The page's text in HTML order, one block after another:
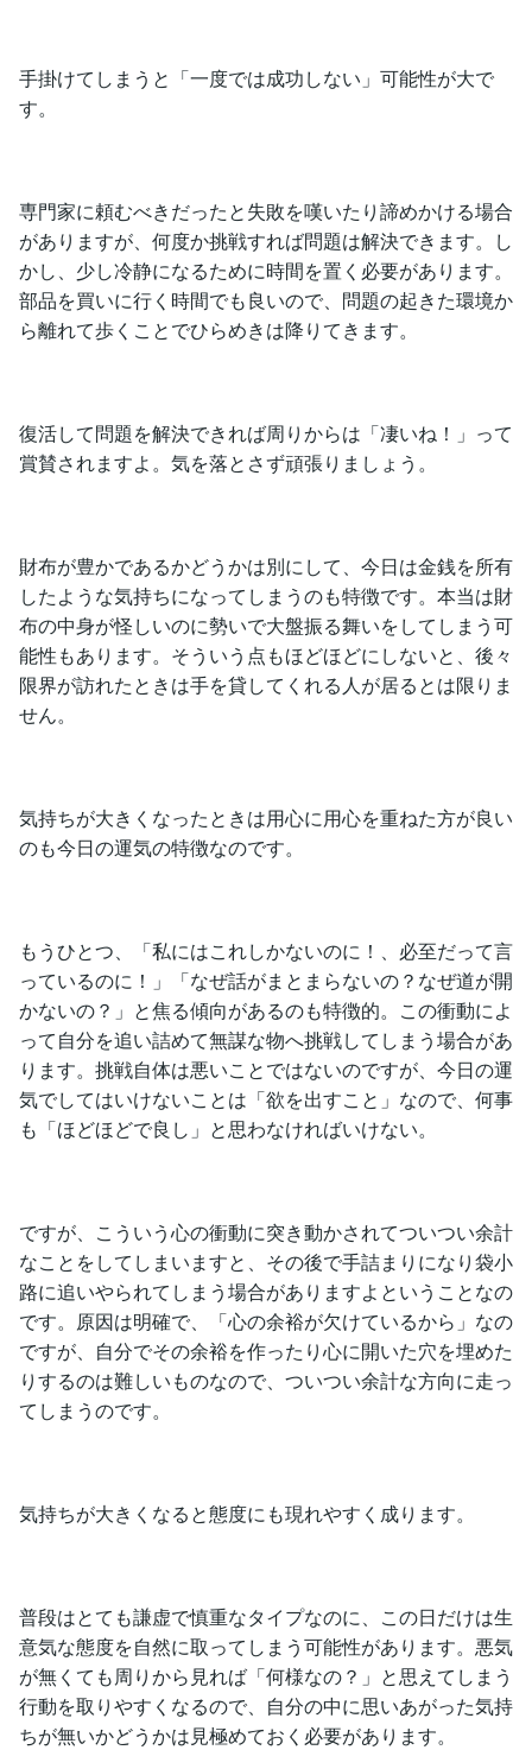
手掛けてしまうと「一度では成功しない」可能性が大で
す。
専門家に頼むべきだったと失敗を嘆いたり諦めかける場合
がありますが、何度か挑戦すれば問題は解決できます。し
かし、少し冷静になるために時間を置く必要があります。
部品を買いに行く時間でも良いので、問題の起きた環境か
ら離れて歩くことでひらめきは降りてきます。
復活して問題を解決できれば周りからは「凄いね！」って
賞賛されますよ。気を落とさず頑張りましょう。
財布が豊かであるかどうかは別にして、今日は金銭を所有
したような気持ちになってしまうのも特徴です。本当は財
布の中身が怪しいのに勢いで大盤振る舞いをしてしまう可
能性もあります。そういう点もほどほどにしないと、後々
限界が訪れたときは手を貸してくれる人が居るとは限りま
せん。
気持ちが大きくなったときは用心に用心を重ねた方が良い
のも今日の運気の特徴なのです。
もうひとつ、「私にはこれしかないのに！、必至だって言
っているのに！」「なぜ話がまとまらないの？なぜ道が開
かないの？」と焦る傾向があるのも特徴的。この衝動によ
って自分を追い詰めて無謀な物へ挑戦してしまう場合があ
ります。挑戦自体は悪いことではないのですが、今日の運
気でしてはいけないことは「欲を出すこと」なので、何事
も「ほどほどで良し」と思わなければいけない。
ですが、こういう心の衝動に突き動かされてついつい余計
なことをしてしまいますと、その後で手詰まりになり袋小
路に追いやられてしまう場合がありますよということなの
です。原因は明確で、「心の余裕が欠けているから」なの
ですが、自分でその余裕を作ったり心に開いた穴を埋めた
りするのは難しいものなので、ついつい余計な方向に走っ
てしまうのです。
気持ちが大きくなると態度にも現れやすく成ります。
普段はとても謙虚で慎重なタイプなのに、この日だけは生
意気な態度を自然に取ってしまう可能性があります。悪気
が無くても周りから見れば「何様なの？」と思えてしまう
行動を取りやすくなるので、自分の中に思いあがった気持
ちが無いかどうかは見極めておく必要があります。